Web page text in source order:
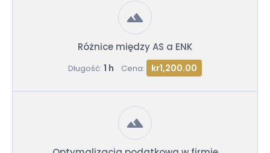
Różnice między AS a ENK
Długość: 1 h Cena: kr1,200.00